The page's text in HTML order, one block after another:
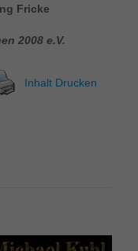
Fricke
2008 e.V.
Inhalt Drucken